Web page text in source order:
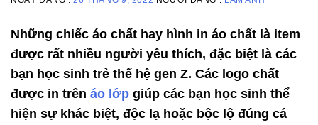
Những chiếc áo chất hay hình in áo chất là item
được rất nhiều người yêu thích, đặc biệt là các
bạn học sinh trẻ thế hệ gen Z. Các logo chất
được in trên áo lớp giúp các bạn học sinh thể
hiện sự khác biệt, độc lạ hoặc bộc lộ đúng cá